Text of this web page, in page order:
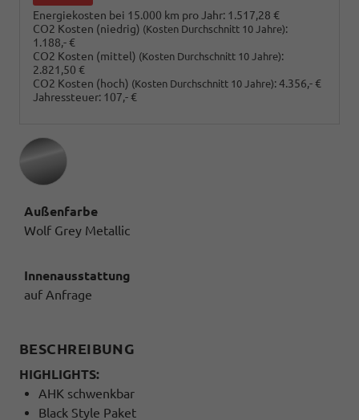
Energiekosten bei 15.000 km pro Jahr: 1.517,28 €
CO2 Kosten (niedrig) (Kosten Durchschnitt 10 Jahre):
1.188,- €
CO2 Kosten (mittel) (Kosten Durchschnitt 10 Jahre):
2.821,50 €
CO2 Kosten (hoch) (Kosten Durchschnitt 10 Jahre):4.356,- €
Jahressteuer: 107,- €
Außenfarbe
Wolf Grey Metallic
Innenausstattung
auf Anfrage
BESCHREIBUNG
HIGHLIGHTS:
AHK schwenkbar
Black Style Paket